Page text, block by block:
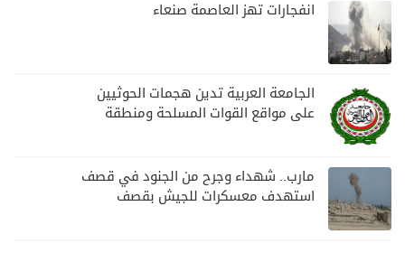
انفجارات تهز العاصمة صنعاء
الجامعة العربية تدين هجمات الحوثيين
على مواقع القوات المسلحة ومنطقة
مارب.. شهداء وجرح من الجنود في قصف
استهدف معسكرات للجيش بقصف